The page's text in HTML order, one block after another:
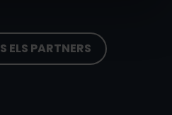
ELS PARTNERS